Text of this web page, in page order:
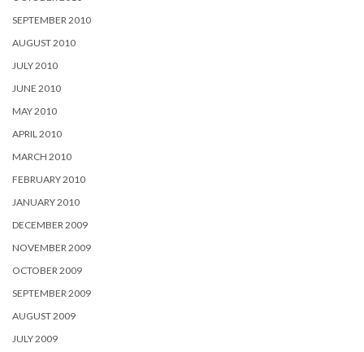
SEPTEMBER 2010
AUGUST 2010
JULY 2010
JUNE 2010
MAY 2010
APRIL 2010
MARCH 2010
FEBRUARY 2010
JANUARY 2010
DECEMBER 2009
NOVEMBER 2009
OCTOBER 2009
SEPTEMBER 2009
AUGUST 2009
JULY 2009